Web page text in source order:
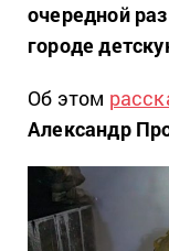
очередной
городе
Об этом
Александр